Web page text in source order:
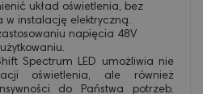
układ oświetlenia, bez
w instalację elektryczną.
napięcia 48V
Spectrum LED umożliwia nie
oświetlenia, ale również
do Państwa potrzeb.